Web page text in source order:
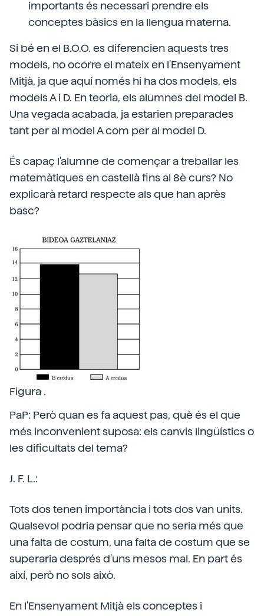
importants és necessari prendre els
conceptes bàsics en la llengua materna.
Si bé en el B.O.O. es diferencien aquests tres
models, no ocorre el mateix en l'Ensenyament
Mitjà, ja que aquí només hi ha dos models, els
models A i D. En teoria, els alumnes del model B.
Una vegada acabada, ja estarien preparades
tant per al model A com per al model D.
És capaç l'alumne de començar a treballar les
matemàtiques en castellà fins al 8è curs? No
explicarà retard respecte als que han après
basc?
Figura .
PaP: Però quan es fa aquest pas, què és el que
més inconvenient suposa: els canvis lingüístics o
les dificultats del tema?
J. F. L.:
Tots dos tenen importància i tots dos van units.
Qualsevol podria pensar que no seria més que
una falta de costum, una falta de costum que se
superaria després d'uns mesos mal. En part és
així, però no sols això.
En l'Ensenyament Mitjà els conceptes i